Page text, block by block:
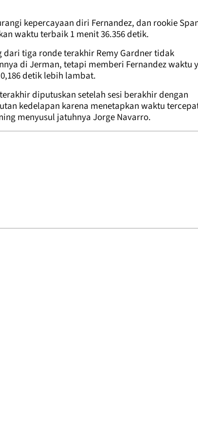
kepercayaan diri Fernandez, dan rookie
waktu terbaik 1 menit 36.356 detik.
tiga ronde terakhir Remy Gardner tidak
di Jerman, tetapi memberi Fernandez waktu
detik lebih lambat.
diputuskan setelah sesi berakhir dengan
kedelapan karena menetapkan waktu
menyusul jatuhnya Jorge Navarro.